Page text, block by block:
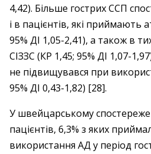
4,42). Більше гострих ССП
і в пацієнтів, які приймають
95% ДІ 1,05-2,41), а також в
СІЗЗС (КР 1,45; 95% ДІ 1,07-
не підвищувався при
95% ДІ 0,43-1,82) [28].
У швейцарському
пацієнтів, 6,3% з яких
використання АД у період